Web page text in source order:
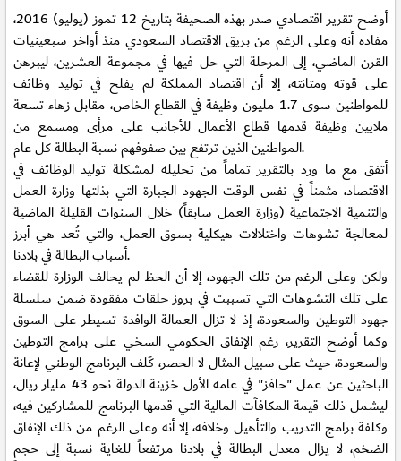
أوضح تقرير اقتصادي صدر بهذه الصحيفة بتاريخ 12 تموز (يوليو) 2016،
مفاده أنه وعلى الرغم من بريق الاقتصاد السعودي منذ أواخر سبعينيات
القرن الماضي، إلى المرحلة التي حل فيها في مجموعة العشرين، ليبرهن
على قوته ومتانته، إلا أن اقتصاد المملكة لم يفلح في توليد وظائف
للمواطنين سوى 1.7 مليون وظيفة في القطاع الخاص، مقابل زهاء تسعة
ملايين وظيفة قدمها قطاع الأعمال للأجانب على مرأى ومسمع من
المواطنين الذين ترتفع بين صفوفهم نسبة البطالة كل عام.
أتفق مع ما ورد بالتقرير تماماً من تحليله لمشكلة توليد الوظائف في
الاقتصاد، مثمناً في نفس الوقت الجهود الجبارة التي بذلتها وزارة العمل
والتنمية الاجتماعية (وزارة العمل سابقاً) خلال السنوات القليلة الماضية
لمعالجة تشوهات واختلالات هيكلية بسوق العمل، والتي تُعد هي أبرز
أسباب البطالة في بلادنا.
ولكن وعلى الرغم من تلك الجهود، إلا أن الحظ لم يحالف الوزارة للقضاء
على تلك التشوهات التي تسببت في بروز حلقات مفقودة ضمن سلسلة
جهود التوطين والسعودة، إذ لا تزال العمالة الوافدة تسيطر على السوق
وكما أوضح التقرير، رغم الإنفاق الحكومي السخي على برامج التوطين
والسعودة، حيث على سبيل المثال لا الحصر، كَلف البرنامج الوطني لإعانة
الباحثين عن عمل "حافز" في عامه الأول خزينة الدولة نحو 43 مليار ريال،
ليشمل ذلك قيمة المكافآت المالية التي قدمها البرنامج للمشاركين فيه،
وكلفة برامج التدريب والتأهيل وخلافه، إلا أنه وعلى الرغم من ذلك الإنفاق
الضخم، لا يزال معدل البطالة في بلادنا مرتفعاً للغاية نسبة إلى حجم